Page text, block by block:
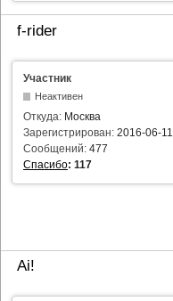
f-rider
Участник
Неактивен
Откуда: Москва
Зарегистрирован: 2016-06-11
Сообщений: 477
Спасибо: 117
Ai!